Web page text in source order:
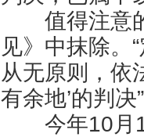
值得注意的
见》中抹除。
从无原则，依
有余地’的判决
今年10月12